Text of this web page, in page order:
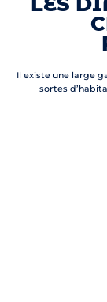
Il existe une large
sortes